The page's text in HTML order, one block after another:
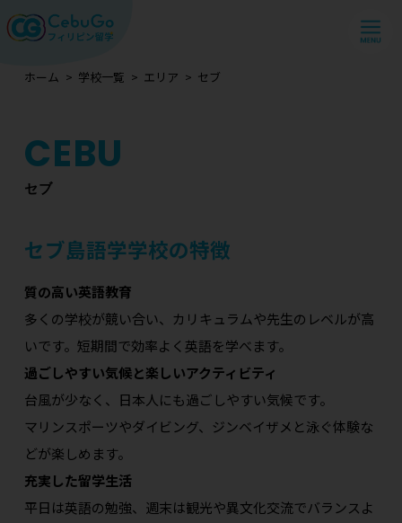
ホーム 学校一覧 エリア セブ
セブ
セブ島語学学校の特徴
質の高い英語教育
多くの学校が競い合い、カリキュラムや先生のレベルが高
いです。短期間で効率よく英語を学べます。
過ごしやすい気候と楽しいアクティビティ
台風が少なく、日本人にも過ごしやすい気候です。
マリンスポーツやダイビング、ジンベイザメと泳ぐ体験な
どが楽しめます。
充実した留学生活
平日は英語の勉強、週末は観光や異文化交流でバランスよ